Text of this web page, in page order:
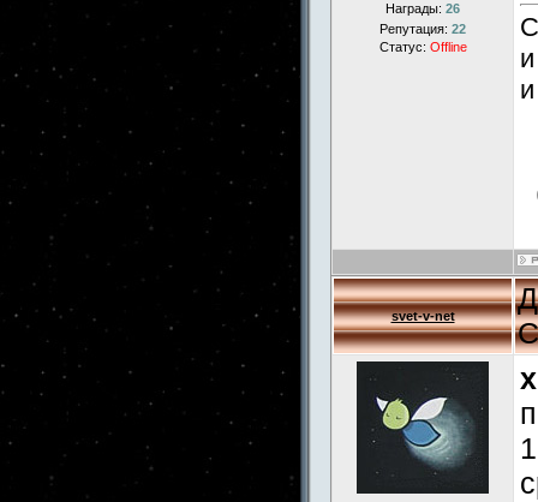
Награды: 26
Репутация: 22
Статус: Offline
svet-v-net